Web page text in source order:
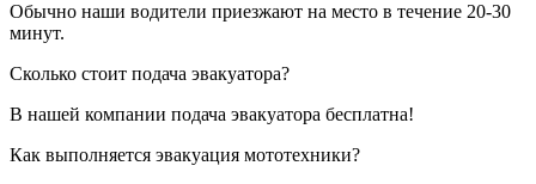
Обычно наши водители приезжают на место в течение 20-30
минут.
Сколько стоит подача эвакуатора?
В нашей компании подача эвакуатора бесплатна!
Как выполняется эвакуация мототехники?